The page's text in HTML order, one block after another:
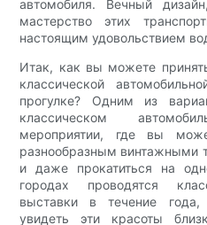
автомобиля. Вечный
мастерство этих
настоящим удовольствием
Итак, как вы можете
классической
прогулке? Одним из
классическом
мероприятии, где вы
разнообразным винтажными
и даже прокатиться на
городах проводятся
выставки в течение
увидеть эти красоты